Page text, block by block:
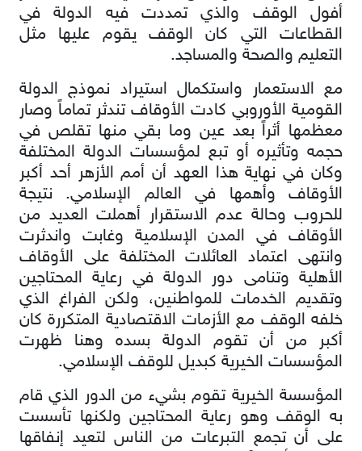
أفول الوقف والذي تمددت فيه الدولة في
القطاعات التي كان الوقف يقوم عليها مثل
التعليم والصحة والمساجد.
مع الاستعمار واستكمال استيراد نموذج الدولة
القومية الأوروبي كادت الأوقاف تندثر تماماً وصار
معظمها أثراً بعد عين وما بقي منها تقلص في
حجمه وتأثيره أو تبع لمؤسسات الدولة المختلفة
وكان في نهاية هذا العهد أن أمم الأزهر أحد أكبر
الأوقاف وأهمها في العالم الإسلامي. نتيجة
للحروب وحالة عدم الاستقرار أهملت العديد من
الأوقاف في المدن الإسلامية وغابت واندثرت
وانتهى اعتماد العائلات المختلفة على الأوقاف
الأهلية وتنامى دور الدولة في رعاية المحتاجين
وتقديم الخدمات للمواطنين، ولكن الفراغ الذي
خلفه الوقف مع الأزمات الاقتصادية المتكررة كان
أكبر من أن تقوم الدولة بسده وهنا ظهرت
المؤسسات الخيرية كبديل للوقف الإسلامي.
المؤسسة الخيرية تقوم بشيء من الدور الذي قام
به الوقف وهو رعاية المحتاجين ولكنها تأسست
على أن تجمع التبرعات من الناس لتعيد إنفاقها